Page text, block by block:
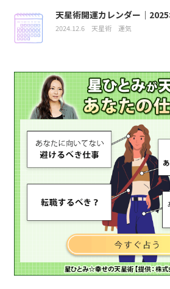
天星術開運カレンダー｜
2024.12.6 天星術 運気